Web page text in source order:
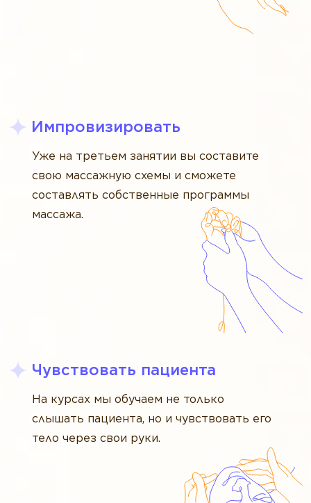
Импровизировать
Уже на третьем занятии вы составите
свою массажную схемы и сможете
составлять собственные программы
массажа.
Чувствовать пациента
На курсах мы обучаем не только
слышать пациента, но и чувствовать его
тело через свои руки.